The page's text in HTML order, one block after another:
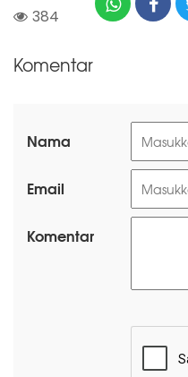
384
Komentar
Nama
Email
Komentar